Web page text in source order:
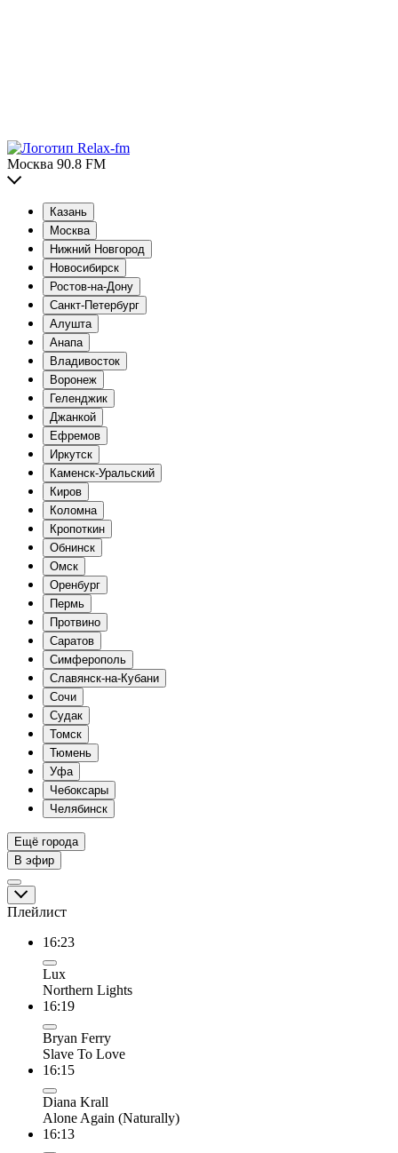
Москва 90.8 FM
Казань
Москва
Нижний Новгород
Новосибирск
Ростов-на-Дону
Санкт-Петербург
Алушта
Анапа
Владивосток
Воронеж
Геленджик
Джанкой
Ефремов
Иркутск
Каменск-Уральский
Киров
Коломна
Кропоткин
Обнинск
Омск
Оренбург
Пермь
Протвино
Саратов
Симферополь
Славянск-на-Кубани
Сочи
Судак
Томск
Тюмень
Уфа
Чебоксары
Челябинск
Ещё города
В эфир
Плейлист
16:23
Lux
Northern Lights
16:19
Bryan Ferry
Slave To Love
16:15
Diana Krall
Alone Again (Naturally)
16:13